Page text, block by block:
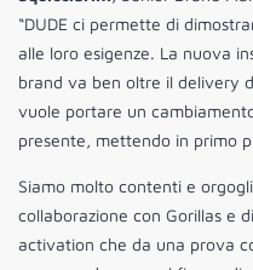
“DUDE ci permette di
alle loro esigenze. La nuova
brand va ben oltre il delivery
vuole portare un
presente, mettendo in primo
Siamo molto contenti e
collaborazione con Gorillas e
activation che da una prova